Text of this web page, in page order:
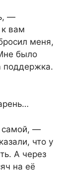
—
вам
меня,
было
поддержка.
самой, —
что у
А через
на её